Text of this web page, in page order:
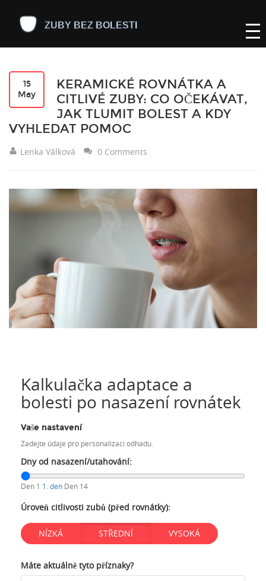
15
May
KERAMICKÉ ROVNÁTKA A
CITLIVÉ ZUBY: CO OČEKÁVAT,
JAK TLUMIT BOLEST A KDY
VYHLEDAT POMOC
Lenka Válková 0 Comments
Kalkulačka adaptace a
bolesti po nasazení rovnátek
Vaše nastavení
Zadejte údaje pro personalizaci odhadu.
Dny od nasazení/utahování:
Den 1 1. den Den 14
Úroveň citlivosti zubů (před rovnátky):
NÍZKÁ STŘEDNÍ VYSOKÁ
Máte aktuálně tyto příznaky?